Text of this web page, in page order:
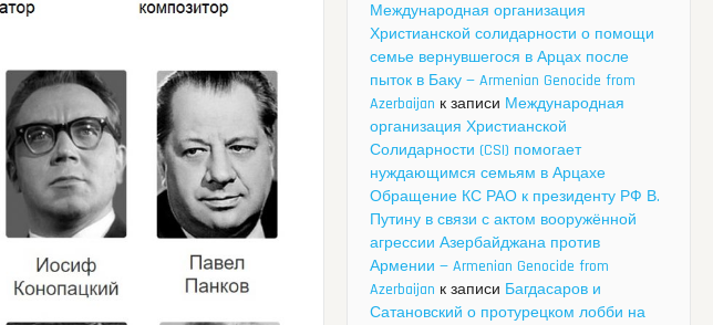
Международная организация
Христианской солидарности о помощи
семье вернувшегося в Арцах после
пыток в Баку — Armenian Genocide from
Azerbaijan к записи Международная
организация Христианской
Солидарности (CSI) помогает
нуждающимся семьям в Арцахе
Обращение КС РАО к президенту РФ В.
Путину в связи с актом вооружённой
агрессии Азербайджана против
Армении — Armenian Genocide from
Azerbaijan к записи Багдасаров и
Сатановский о протурецком лобби на